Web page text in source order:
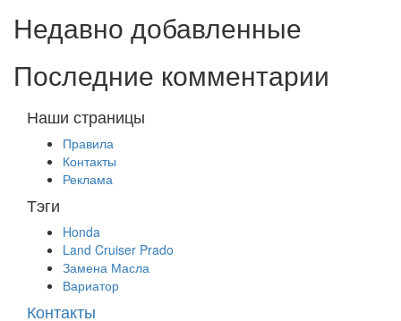
Недавно добавленные
Последние комментарии
Наши страницы
Правила
Контакты
Реклама
Тэги
Honda
Land Cruiser Prado
Замена Масла
Вариатор
Контакты